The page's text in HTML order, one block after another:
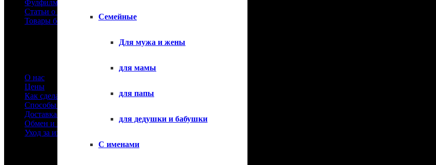
Семейные
Для мужа и жены
для мамы
для папы
для дедушки и бабушки
С именами
Фулфилмент
Статьи о футболках
Товары без принтов
О нас
Цены
Как сделать заказ
Способы оплаты
Доставка товара
Обмен и возврат
Уход за изделиями